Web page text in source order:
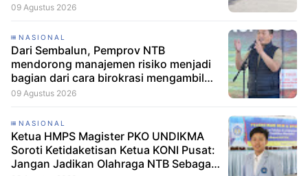
09 Agustus 2026
NASIONAL
Dari Sembalun, Pemprov NTB
mendorong manajemen risiko menjadi
bagian dari cara birokrasi mengambil
keputusan.
09 Agustus 2026
NASIONAL
Ketua HMPS Magister PKO UNDIKMA
Soroti Ketidaketisan Ketua KONI Pusat:
Jangan Jadikan Olahraga NTB Sebagai